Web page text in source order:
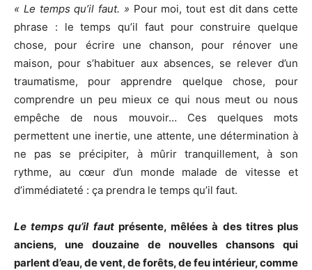
« Le temps qu’il faut. » Pour moi, tout est dit dans cette
phrase : le temps qu’il faut pour construire quelque
chose, pour écrire une chanson, pour rénover une
maison, pour s’habituer aux absences, se relever d’un
traumatisme, pour apprendre quelque chose, pour
comprendre un peu mieux ce qui nous meut ou nous
empêche de nous mouvoir… Ces quelques mots
permettent une inertie, une attente, une détermination à
ne pas se précipiter, à mûrir tranquillement, à son
rythme, au cœur d’un monde malade de vitesse et
d’immédiateté : ça prendra le temps qu’il faut.
Le temps qu’il fautprésente, mêlées à des titres plus
anciens, une douzaine de nouvelles chansons qui
parlent d’eau, de vent, de forêts, de feu intérieur, comme